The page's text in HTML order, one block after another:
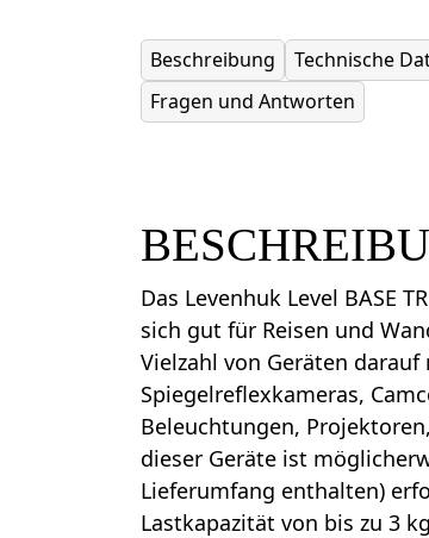
Beschreibung Technische
Fragen und Antworten
Das Levenhuk Level BASE
sich gut für Reisen und
Vielzahl von Geräten
Spiegelreflexkameras,
Beleuchtungen,
dieser Geräte ist
Lieferumfang enthalten)
Lastkapazität von bis zu 3